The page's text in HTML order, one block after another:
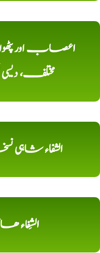
اعصاب اور
مختلف،
الشفاء
الشِفاء